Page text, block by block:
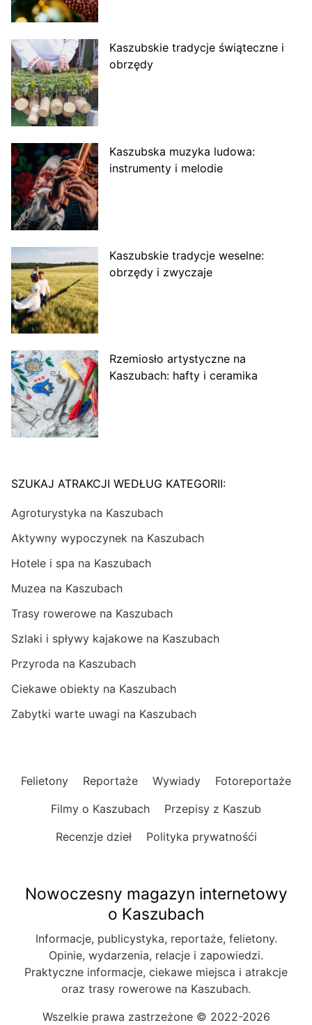
Kaszubskie tradycje świąteczne i
obrzędy
Kaszubska muzyka ludowa:
instrumenty i melodie
Kaszubskie tradycje weselne:
obrzędy i zwyczaje
Rzemiosło artystyczne na
Kaszubach: hafty i ceramika
SZUKAJ ATRAKCJI WEDŁUG KATEGORII:
Agroturystyka na Kaszubach
Aktywny wypoczynek na Kaszubach
Hotele i spa na Kaszubach
Muzea na Kaszubach
Trasy rowerowe na Kaszubach
Szlaki i spływy kajakowe na Kaszubach
Przyroda na Kaszubach
Ciekawe obiekty na Kaszubach
Zabytki warte uwagi na Kaszubach
Felietony Reportaże Wywiady
Fotoreportaże
Filmy o Kaszubach
Przepisy z Kaszub
Recenzje dzieł
Polityka prywatnośći
Nowoczesny magazyn internetowy
o Kaszubach
Informacje, publicystyka, reportaże, felietony.
Opinie, wydarzenia, relacje i zapowiedzi.
Praktyczne informacje, ciekawe miejsca i atrakcje
oraz trasy rowerowe na Kaszubach.
Wszelkie prawa zastrzeżone © 2022-2026